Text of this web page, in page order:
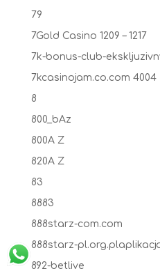
79
7Gold Casino 1209 – 1217
7k-bonus-club-
7kcasinojam.co.com 4004
8
800_bAz
800A Z
820A Z
83
8883
888starz-com.com
888starz-
892-betlive